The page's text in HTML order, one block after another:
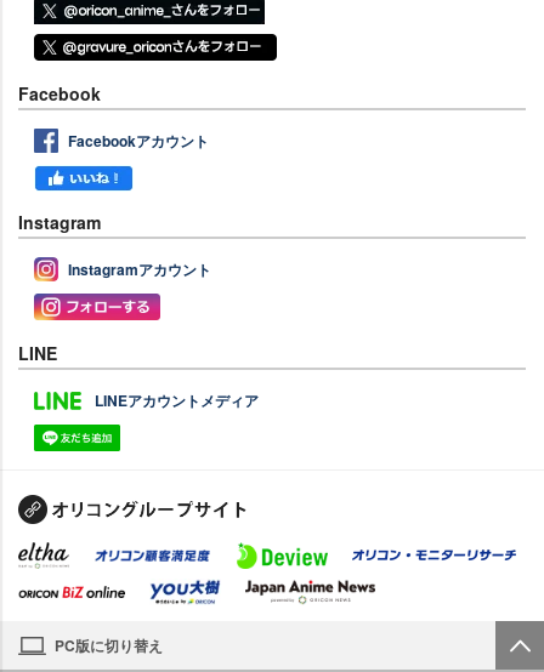
Facebook
Facebookアカウント
Instagram
Instagramアカウント
LINE
LINEアカウントメディア
PC版に切り替え